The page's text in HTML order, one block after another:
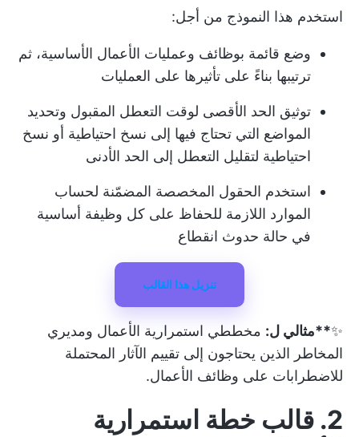
استخدم هذا النموذج من أجل:
وضع قائمة بوظائف وعمليات الأعمال الأساسية، ثم
ترتيبها بناءً على تأثيرها على العمليات
توثيق الحد الأقصى لوقت التعطل المقبول وتحديد
المواضع التي تحتاج فيها إلى نسخ احتياطية أو نسخ
احتياطية لتقليل التعطل إلى الحد الأدنى
استخدم الحقول المخصصة المضمّنة لحساب
الموارد اللازمة للحفاظ على كل وظيفة أساسية
في حالة حدوث انقطاع
تنزيل هذا القالب
✨**مثالي ل: مخططي استمرارية الأعمال ومديري
المخاطر الذين يحتاجون إلى تقييم الآثار المحتملة
للاضطرابات على وظائف الأعمال.
2. قالب خطة استمرارية